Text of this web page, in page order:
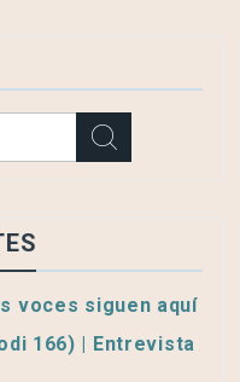
voces siguen aquí
166) | Entrevista